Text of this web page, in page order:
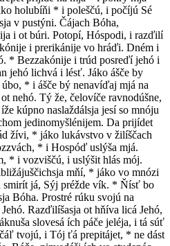
holubíňi * i poleščú, i počíjú Sé
v pustýni. Čájach Bóha,
i ot búri. Potopí, Hóspodi, i razďilí
i prerikánije vo hráďi. Dném i
* Bezzakónije i trúd posreďí jehó i
jehó lichvá i lésť. Jáko ášče by
* i ášče bý nenavíďaj mjá na
nehó. Tý že, čelovíče ravnodúšne,
kúpno naslaždálsja jesí so mnóju
jedinomyšlénijem. Da prijídet
žívi, * jáko lukávstvo v žilíščach
* i Hospóď uslýša mjá.
* i vozviščú, i uslýšit hlás mój.
mňí, * jáko vo mnózi
smirít já, Sýj préžde vík. * Ňísť bo
Bóha. Prostré rúku svojú na
Razďilíšasja ot hňíva licá Jehó,
slovesá ích páče jeléja, i tá súť
tvojú, i Tój ťá prepitájet, * ne dást